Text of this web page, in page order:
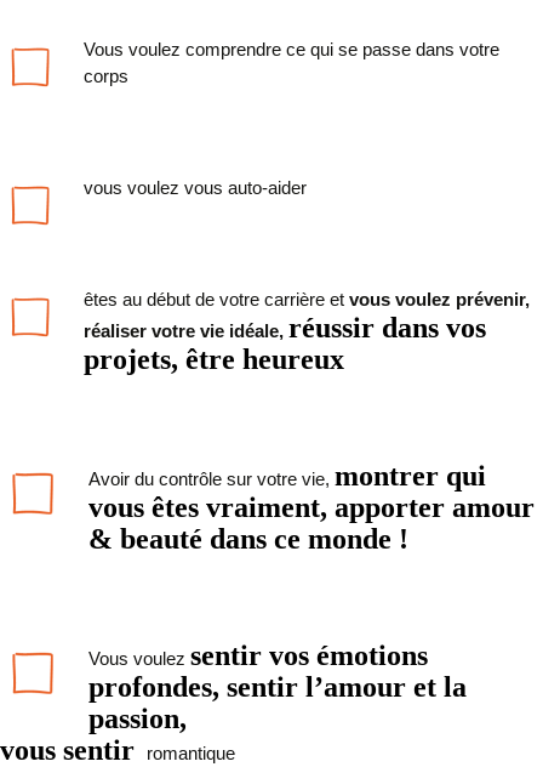
Vous voulez comprendre ce qui se passe dans votre
corps
vous voulez vous auto-aider
êtes au début de votre carrière et vous voulez prévenir,
réaliser votre vie idéale, réussir dans vos
projets, être heureux
Avoir du contrôle sur votre vie, montrer qui
vous êtes vraiment, apporter amour
& beauté dans ce monde !
Vous voulez sentir vos émotions
profondes, sentir l’amour et la
passion,
vous sentir
romantique